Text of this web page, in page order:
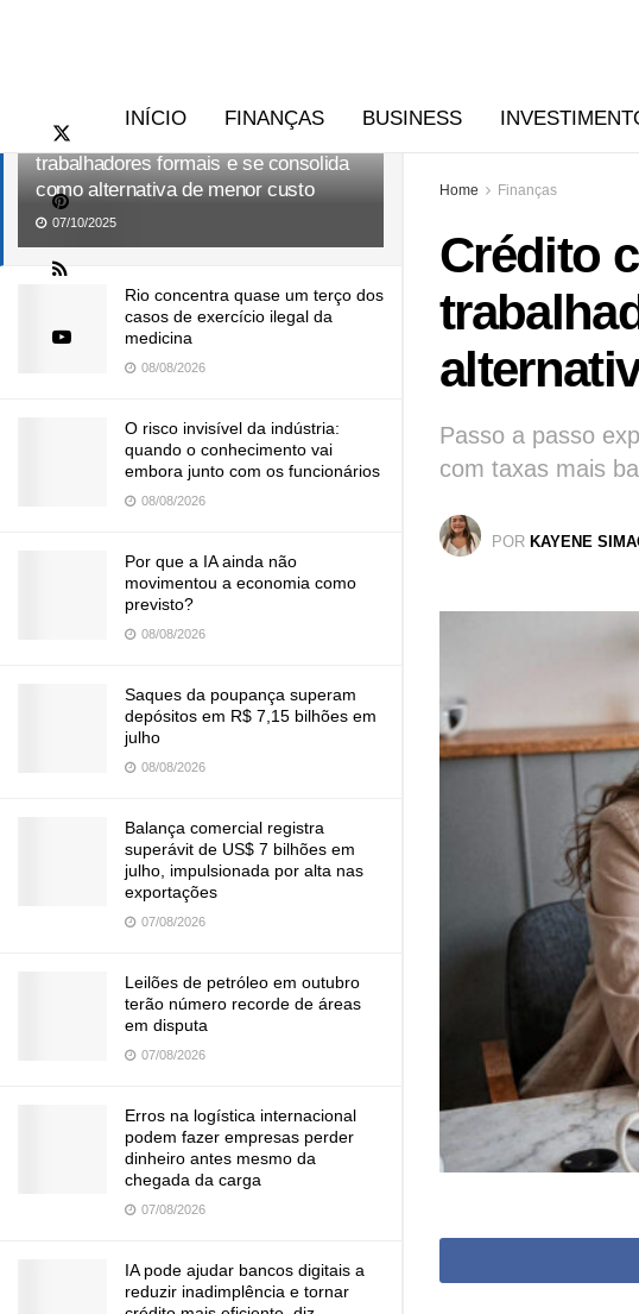
Crédito consignado CLT cresce entre
trabalhadores formais e se consolida
como alternativa de menor custo
07/10/2025
Rio concentra quase um terço dos
casos de exercício ilegal da
medicina
08/08/2026
O risco invisível da indústria:
quando o conhecimento vai
embora junto com os funcionários
08/08/2026
Por que a IA ainda não
movimentou a economia como
previsto?
08/08/2026
Saques da poupança superam
depósitos em R$ 7,15 bilhões em
julho
08/08/2026
Balança comercial registra
superávit de US$ 7 bilhões em
julho, impulsionada por alta nas
exportações
07/08/2026
Leilões de petróleo em outubro
terão número recorde de áreas
em disputa
07/08/2026
Erros na logística internacional
podem fazer empresas perder
dinheiro antes mesmo da
chegada da carga
07/08/2026
IA pode ajudar bancos digitais a
reduzir inadimplência e tornar
INÍCIO FINANÇAS BUSINESS
Home Finanças
Crédito
Passo a passo
com taxas mais
POR KAYENE